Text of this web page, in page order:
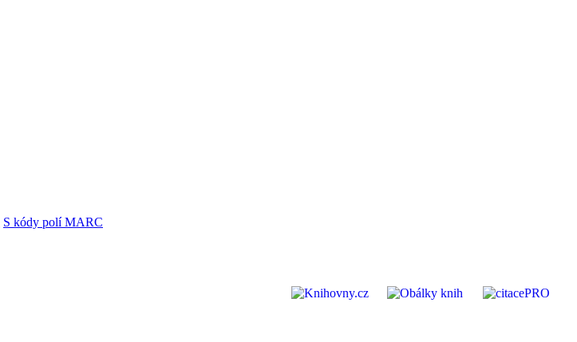
S kódy polí MARC